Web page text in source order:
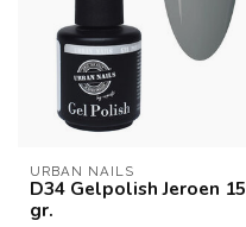
URBAN NAILS
D34 Gelpolish Jeroen 15
gr.